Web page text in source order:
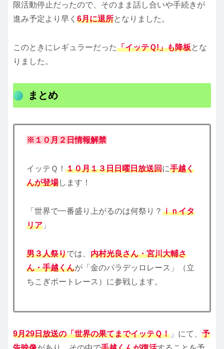
限活動停止だったので、そのまま話し合いや手続きが
進み予定より早く 6月に退所となりました。
このときにレギュラーだった「イッテＱ!」も降板とな
りました。
まとめ
※１０月２日情報解禁
イッテＱ！ １０月１３日日曜日放送回に手越く
んが登場します！
「世界で一番盛り上がるのは何祭り？ ｉｎイタ
リア 」
男３人祭りでは、 内村光良さん・宮川大輔さ
ん・手越くんが「金のパラデッロレース」（立
ちこぎボートレース）に参戦します。
9月29日放送の「世界の果てまでイッテＱ！ 」にて、 予